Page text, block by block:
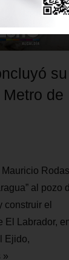
su
de
Mauricio Rodas
al pozo
construir el
El Labrador,
Ejido,
»